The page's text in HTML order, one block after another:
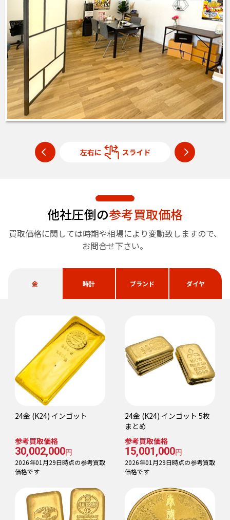
他社圧倒の参考買取価格
買取価格に関しては時期や相場により変動致しますので、
お問合せ下さい。
金 時計 ブランド ダイヤ
24金 (K24) インゴット
参考買取価格
30,002,000円
2026年01月29日時点の参考買取
価格です
24金 (K24) インゴット 5枚
まとめ
参考買取価格
15,001,000円
2026年01月29日時点の参考買取
価格です